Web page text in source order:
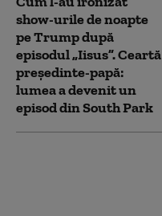
show-urile de noapte
pe Trump după
episodul „Iisus”. Ceartă
președinte-papă:
lumea a devenit un
episod din South Park